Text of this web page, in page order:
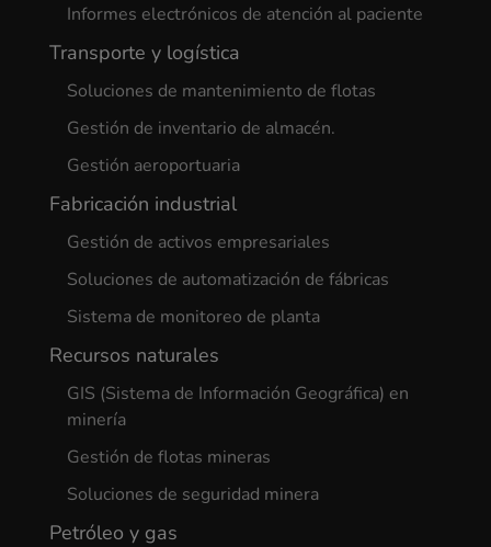
Informes electrónicos de atención al paciente
Transporte y logística
Soluciones de mantenimiento de flotas
Gestión de inventario de almacén.
Gestión aeroportuaria
Fabricación industrial
Gestión de activos empresariales
Soluciones de automatización de fábricas
Sistema de monitoreo de planta
Recursos naturales
GIS (Sistema de Información Geográfica) en
minería
Gestión de flotas mineras
Soluciones de seguridad minera
Petróleo y gas